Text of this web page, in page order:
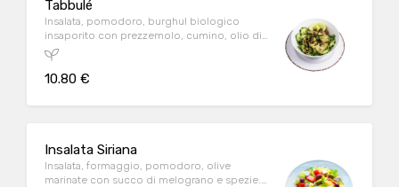
Tabbulé
Insalata, pomodoro, burghul biologico
insaporito con prezzemolo, cumino, olio di
oliva. A
10.80 €
Insalata Siriana
Insalata, formaggio, pomodoro, olive
marinate con succo di melograno e spezie.